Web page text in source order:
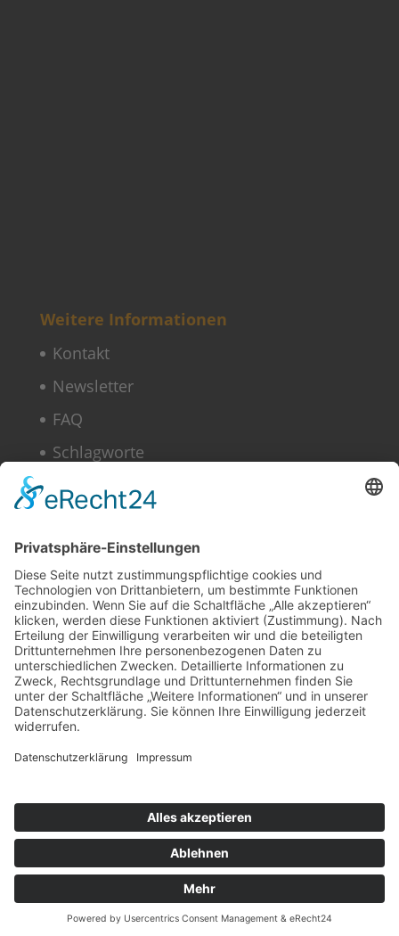
Weitere Informationen
Kontakt
Newsletter
FAQ
Schlagworte
Datenschutz
Copyright © 2022–2026 Paddeln macht
Spass by 2increase. Alle Rechte
vorbehalten.